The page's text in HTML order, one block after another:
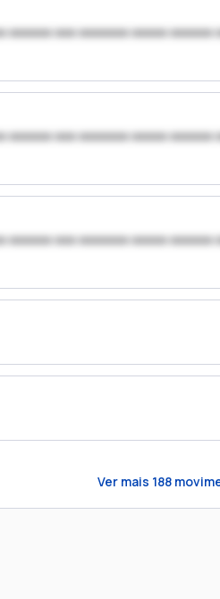
xxxxxx xxx xxxxxxx xxxxx xxxxxx
xxxxxx xxx xxxxxxx xxxxx xxxxxx
xxxxxx xxx xxxxxxx xxxxx xxxxxx
Ver mais 188